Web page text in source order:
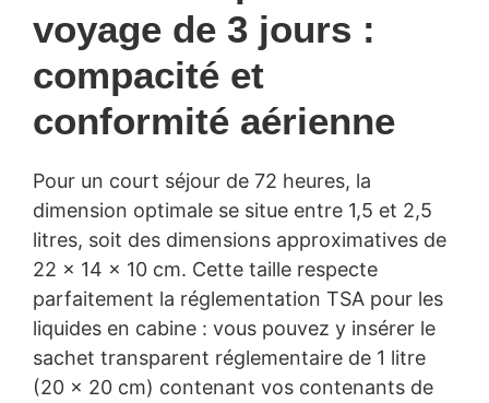
voyage de 3 jours :
compacité et
conformité aérienne
Pour un court séjour de 72 heures, la
dimension optimale se situe entre 1,5 et 2,5
litres, soit des dimensions approximatives de
22 × 14 × 10 cm. Cette taille respecte
parfaitement la réglementation TSA pour les
liquides en cabine : vous pouvez y insérer le
sachet transparent réglementaire de 1 litre
(20 × 20 cm) contenant vos contenants de